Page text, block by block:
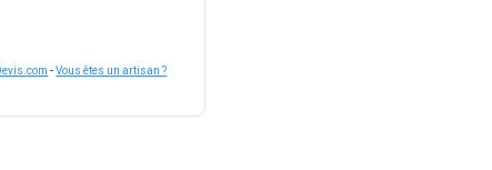
-Vous êtes un artisan ?